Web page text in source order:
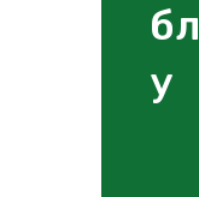
у